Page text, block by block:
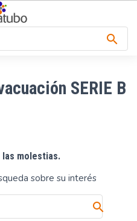

SERIE B
las molestias.
sobre su interés
